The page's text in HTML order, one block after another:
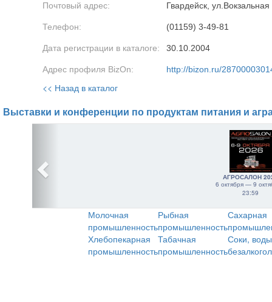
Почтовый адрес: Гвардейск, ул.Вокзальная
Телефон: (01159) 3-49-81
Дата регистрации в каталоге: 30.10.2004
Адрес профиля BizOn: http://bizon.ru/
<< Назад в каталог
Выставки и конференции по продуктам питания и
АГРОСАЛОН
6 октября — 9
23:59
Молочная
промышленность
Рыбная
промышленность
Сахарная
Хлебопекарная
промышленность
Табачная
промышленность
Соки,